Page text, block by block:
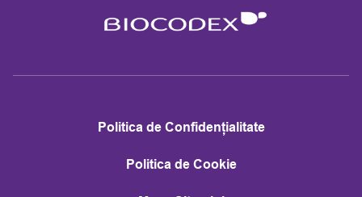
Politica de Confidențialitate
Politica de Cookie